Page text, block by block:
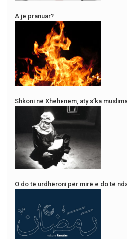
A je pranuar?
Shkoni në Xhehenem, aty s’ka
O do të urdhëroni për mirë e do të